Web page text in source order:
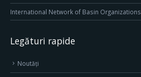
International Network of Basin Organizations
Legături rapide
Noutăți